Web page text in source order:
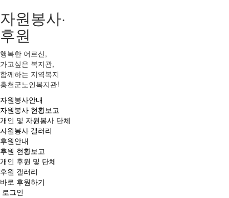
자원봉사·
후원
행복한 어르신,
가고싶은 복지관,
함께하는 지역복지
홍천군노인복지관!
자원봉사안내
자원봉사 현황보고
개인 및 자원봉사 단체
자원봉사 갤러리
후원안내
후원 현황보고
개인 후원 및 단체
후원 갤러리
바로 후원하기
로그인